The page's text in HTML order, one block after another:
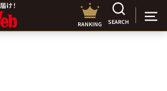
RANKING SEARCH